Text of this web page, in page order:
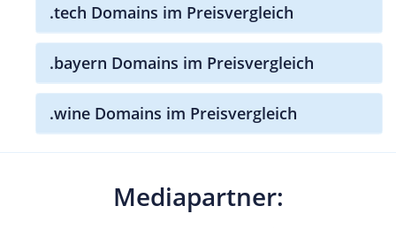
.tech Domains im Preisvergleich
.bayern Domains im Preisvergleich
.wine Domains im Preisvergleich
Mediapartner: